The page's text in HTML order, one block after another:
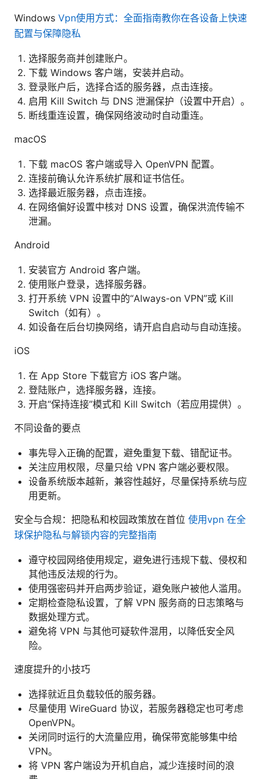
Windows Vpn使用方式：全面指南教你在各设备上快速
配置与保障隐私
选择服务商并创建账户。
下载 Windows 客户端，安装并启动。
登录账户后，选择合适的服务器，点击连接。
启用 Kill Switch 与 DNS 泄漏保护（设置中开启）。
断线重连设置，确保网络波动时自动重连。
macOS
下载 macOS 客户端或导入 OpenVPN 配置。
连接前确认允许系统扩展和证书信任。
选择最近服务器，点击连接。
在网络偏好设置中核对 DNS 设置，确保洪流传输不
泄漏。
Android
安装官方 Android 客户端。
使用账户登录，选择服务器。
打开系统 VPN 设置中的“Always-on VPN”或 Kill
Switch（如有）。
如设备在后台切换网络，请开启自启动与自动连接。
iOS
在 App Store 下载官方 iOS 客户端。
登陆账户，选择服务器，连接。
开启“保持连接”模式和 Kill Switch（若应用提供）。
不同设备的要点
事先导入正确的配置，避免重复下载、错配证书。
关注应用权限，尽量只给 VPN 客户端必要权限。
设备系统版本越新，兼容性越好，尽量保持系统与应
用更新。
安全与合规：把隐私和校园政策放在首位 使用vpn 在全
球保护隐私与解锁内容的完整指南
遵守校园网络使用规定，避免进行违规下载、侵权和
其他违反法规的行为。
使用强密码并开启两步验证，避免账户被他人滥用。
定期检查隐私设置，了解 VPN 服务商的日志策略与
数据处理方式。
避免将 VPN 与其他可疑软件混用，以降低安全风
险。
速度提升的小技巧
选择就近且负载较低的服务器。
尽量使用 WireGuard 协议，若服务器稳定也可考虑
OpenVPN。
关闭同时运行的大流量应用，确保带宽能够集中给
VPN。
将 VPN 客户端设为开机自启，减少连接时间的浪